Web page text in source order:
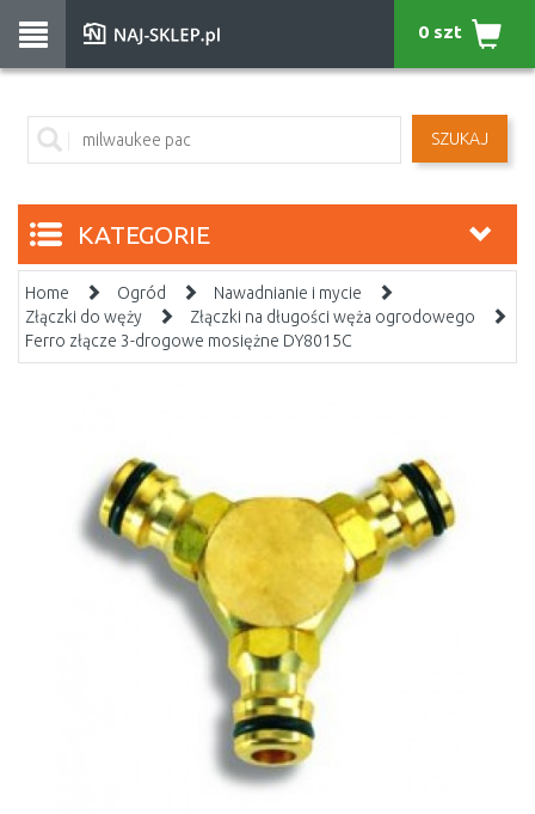
SZUKAJ
0 szt
KATEGORIE
Home Ogród
Nawadnianie i mycie
Złączki do węży
Złączki na długości węża ogrodowego
Ferro złącze 3-drogowe mosiężne DY8015C